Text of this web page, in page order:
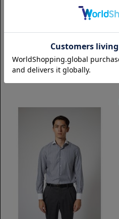
FlyFront レノクロス｜サックス
7,700円(税込)